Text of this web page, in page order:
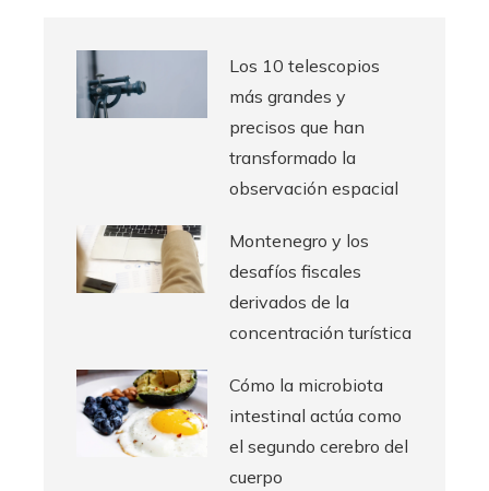
Los 10 telescopios
más grandes y
precisos que han
transformado la
observación espacial
Montenegro y los
desafíos fiscales
derivados de la
concentración turística
Cómo la microbiota
intestinal actúa como
el segundo cerebro del
cuerpo